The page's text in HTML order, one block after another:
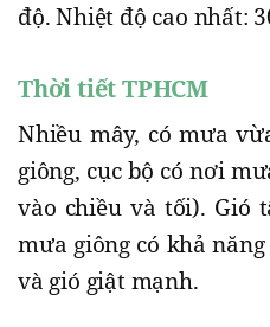
độ. Nhiệt độ cao nhất:
Thời tiết TPHCM
Nhiều mây, có mưa
giông, cục bộ có nơi
vào chiều và tối). Gió
mưa giông có khả
và gió giật mạnh.